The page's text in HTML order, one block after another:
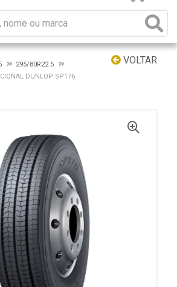
VOLTAR
295/80R22.5
DUNLOP SP176